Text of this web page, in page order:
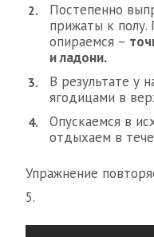
Постепенно
прижаты к полу.
опираемся –
и ладони.
В результате у
ягодицами в
Опускаемся в
отдыхаем в
Упражнение
5.